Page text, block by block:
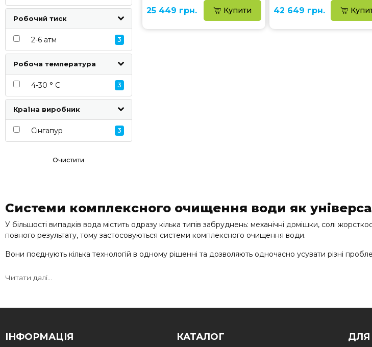
Робочий тиск
2-6 атм 3
Робоча температура
4-30 ° С 3
Країна виробник
Сінгапур 3
Очистити
25 449 грн. Купити 42 649 грн.
Системи комплексного очищення води як
У більшості випадків вода містить одразу кілька типів забруднень: механічні домішки, солі
повного результату, тому застосовуються системи комплексного очищення води.
Вони поєднують кілька технологій в одному рішенні та дозволяють одночасно усувати різні
Як працюють системи комплексного очищення
пом’якшення води
Читати далі...
ІНФОРМАЦІЯ КАТАЛОГ ДЛЯ